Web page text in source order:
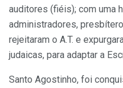
auditores (fiéis); com uma
administradores,
rejeitaram o A.T. e
judaicas, para adaptar a
Santo Agostinho, foi